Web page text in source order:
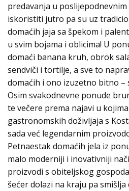
predavanja u
iskoristiti jutro pa su uz
domaćih jaja sa špekom i
u svim bojama i oblicima! U
domaći banana kruh, obrok
sendviči i tortilje, a sve to
domaćih i ono izuzetno bitno –
Osim svakodnevne ponude
te večere prema najavi u
gastronomskih doživljaja s
sada već legendarnim
Petnaestak domaćih jela iz
malo moderniji i inovativniji
proizvodi s obiteljskog
šećer dolazi na kraju pa